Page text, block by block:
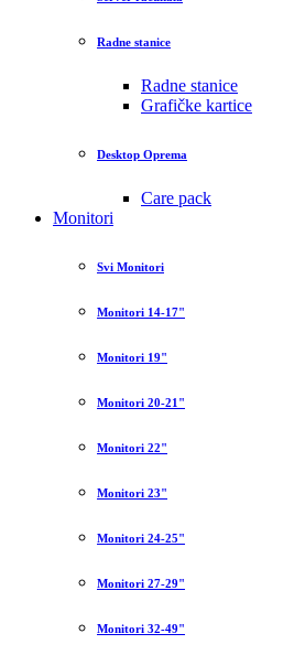
Radne stanice
Radne stanice
Grafičke kartice
Desktop Oprema
Care pack
Monitori
Svi Monitori
Monitori 14-17"
Monitori 19"
Monitori 20-21"
Monitori 22"
Monitori 23"
Monitori 24-25"
Monitori 27-29"
Monitori 32-49"